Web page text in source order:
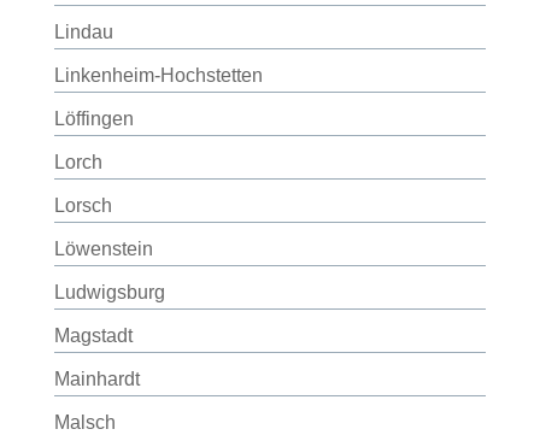
Lindau
Linkenheim-Hochstetten
Löffingen
Lorch
Lorsch
Löwenstein
Ludwigsburg
Magstadt
Mainhardt
Malsch